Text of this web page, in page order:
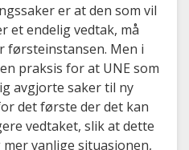
er at den som vil
et endelig vedtak, må
førsteinstansen. Men i
praksis for at UNE som
avgjorte saker til ny
det første der det kan
vedtaket, slik at dette
vanlige situasjonen,